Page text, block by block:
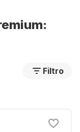
Filtro